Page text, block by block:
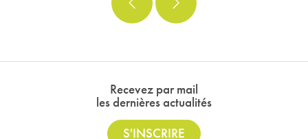
Recevez par mail
les dernières actualités
S'INSCRIRE